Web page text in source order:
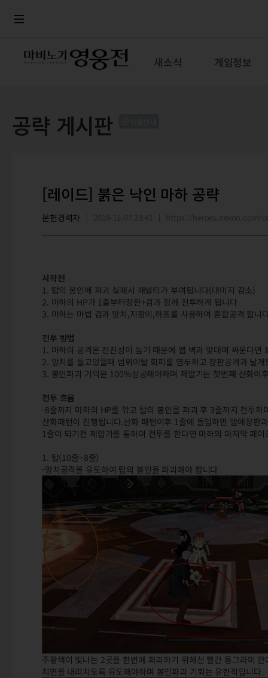
새소식 게임정보
공략 게시판
[레이드] 붉은 낙인 마하 공략
몬헌경력자
시작전
1. 탑의 봉인에 파괴 실패시 패널티가 부여됩니다(대미지 감소)
2. 마하의 HP가 1줄부터장판+검과 함께 전투하게 됩니다
3. 마하는 마법 검과 망치,지팡이,하프를 사용하여 혼합공격 합니
전투 방법
1. 마하의 공격은 전진성이 높기 때문에 맵 벽과 맞대며 싸운다면
2. 망치를 들고있을때 범위이탈 회피를 염두하고 장판공격과 날
3. 봉인파괴 기믹은 100%성공해야하며 제압기는 첫번째 산화이
전투 흐름
-8줄까지 마하의 HP를 깎고 탑의 봉인을 파괴 후 3줄까지 전투하
산화패턴이 진행됩니다.산화 패턴이후 1줄에 돌입하면 맵에장판
1줄이 되기전 제압기를 통하여 전투를 한다면 마하의 마지막 페
1. 탑(10줄~8줄)
-망치공격을 유도하여 탑의 봉인을 파괴해야 합니다
주황색이 빛나는 2곳을 한번에 파괴하기 위해선 빨간 동그라미
지면을 내려치도록 유도해야하며 봉인파괴 기회는 유한적입니다.